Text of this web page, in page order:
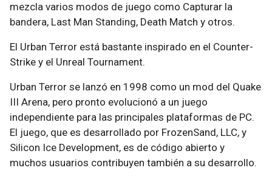
mezcla varios modos de juego como Capturar la
bandera, Last Man Standing, Death Match y otros.
El Urban Terror está bastante inspirado en el Counter-
Strike y el Unreal Tournament.
Urban Terror se lanzó en 1998 como un mod del Quake
III Arena, pero pronto evolucionó a un juego
independiente para las principales plataformas de PC.
El juego, que es desarrollado por FrozenSand, LLC, y
Silicon Ice Development, es de código abierto y
muchos usuarios contribuyen también a su desarrollo.